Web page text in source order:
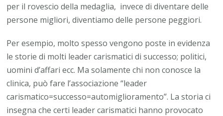
per il rovescio della medaglia, invece di diventare delle
persone migliori, diventiamo delle persone peggiori.
Per esempio, molto spesso vengono poste in evidenza
le storie di molti leader carismatici di successo; politici,
uomini d’affari ecc. Ma solamente chi non conosce la
clinica, può fare l’associazione “leader
carismatico=successo=automiglioramento”. La storia ci
insegna che certi leader carismatici hanno provocato